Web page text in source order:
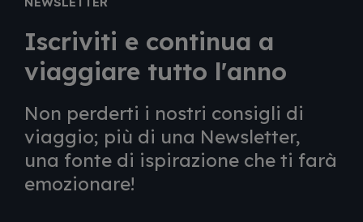
Iscriviti e continua a
viaggiare tutto l'anno
Non perderti i nostri consigli di
viaggio; più di una Newsletter,
una fonte di ispirazione che ti farà
emozionare!